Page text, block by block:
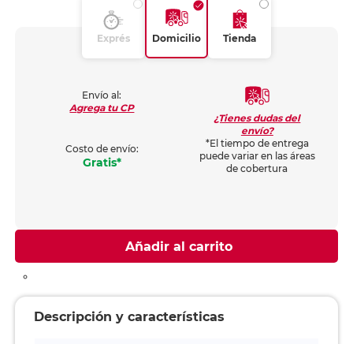
Exprés Domicilio Tienda
Envío al:
Agrega tu CP
Costo de envío:
Gratis*
¿Tienes dudas del
envío?
*El tiempo de entrega
puede variar en las áreas
de cobertura
Añadir al carrito
Descripción y características